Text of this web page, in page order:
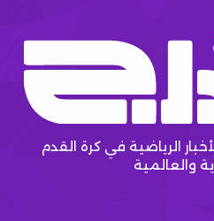
الرياضية في كرة القدم
والعالمية